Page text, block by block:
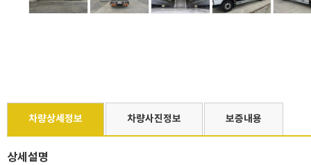
차량상세정보 차량사진정보 보증내용
상세설명